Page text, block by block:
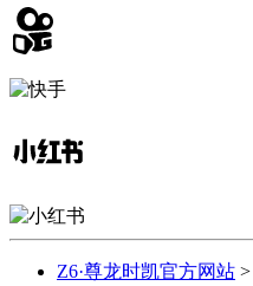
Z6·尊龙时凯官方网站 >